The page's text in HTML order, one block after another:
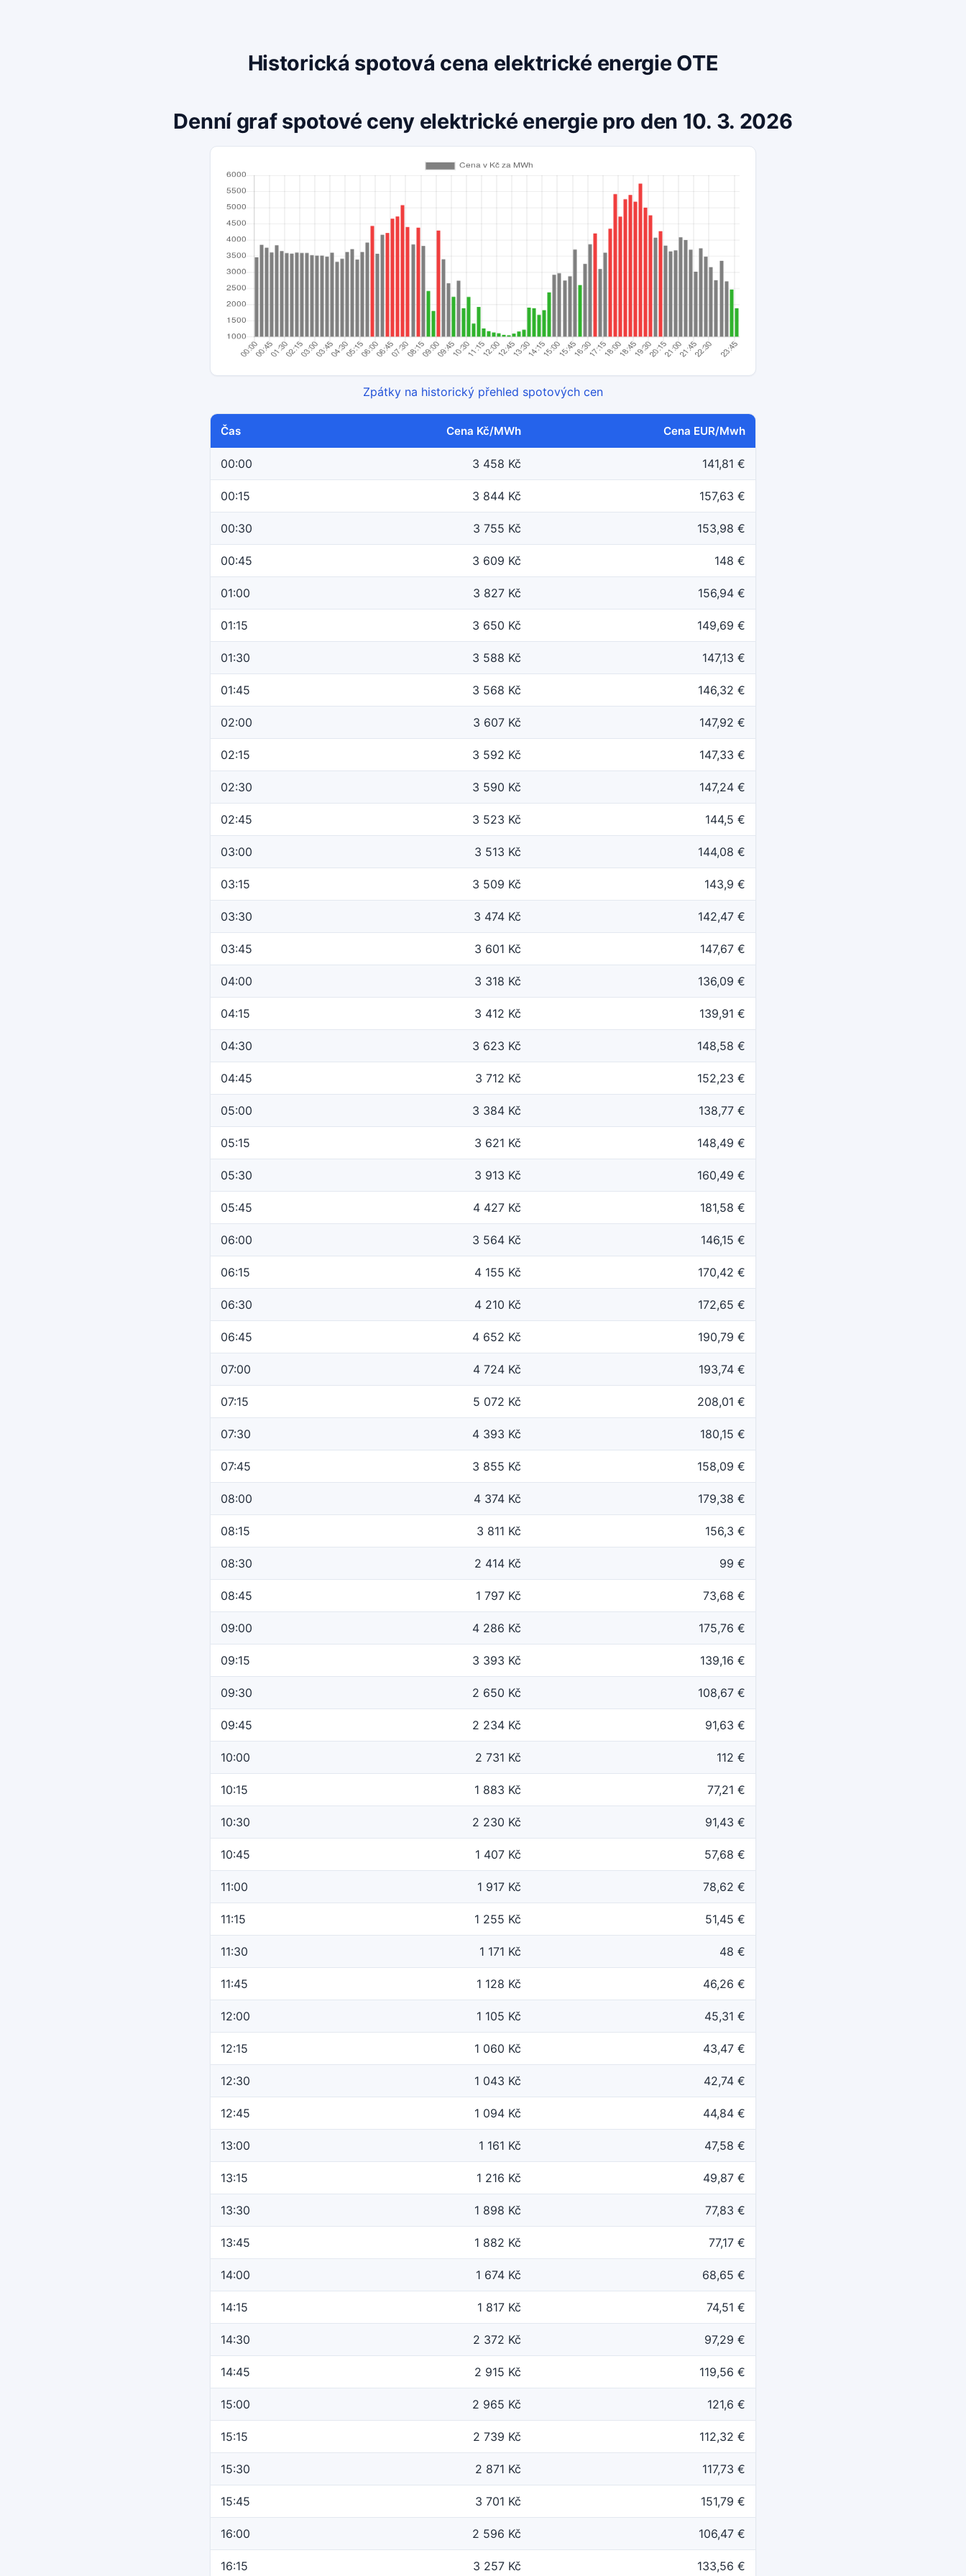
Historická spotová cena elektrické energie OTE
Denní graf spotové ceny elektrické energie pro den 10. 3. 2026
Zpátky na historický přehled spotových cen
Čas Cena Kč/MWh Cena EUR/Mwh
00:00 3 458 Kč 141,81 €
00:15 3 844 Kč 157,63 €
00:30 3 755 Kč 153,98 €
00:45 3 609 Kč 148 €
01:00 3 827 Kč 156,94 €
01:15 3 650 Kč 149,69 €
01:30 3 588 Kč 147,13 €
01:45 3 568 Kč 146,32 €
02:00 3 607 Kč 147,92 €
02:15 3 592 Kč 147,33 €
02:30 3 590 Kč 147,24 €
02:45 3 523 Kč 144,5 €
03:00 3 513 Kč 144,08 €
03:15 3 509 Kč 143,9 €
03:30 3 474 Kč 142,47 €
03:45 3 601 Kč 147,67 €
04:00 3 318 Kč 136,09 €
04:15 3 412 Kč 139,91 €
04:30 3 623 Kč 148,58 €
04:45 3 712 Kč 152,23 €
05:00 3 384 Kč 138,77 €
05:15 3 621 Kč 148,49 €
05:30 3 913 Kč 160,49 €
05:45 4 427 Kč 181,58 €
06:00 3 564 Kč 146,15 €
06:15 4 155 Kč 170,42 €
06:30 4 210 Kč 172,65 €
06:45 4 652 Kč 190,79 €
07:00 4 724 Kč 193,74 €
07:15 5 072 Kč 208,01 €
07:30 4 393 Kč 180,15 €
07:45 3 855 Kč 158,09 €
08:00 4 374 Kč 179,38 €
08:15 3 811 Kč 156,3 €
08:30 2 414 Kč 99 €
08:45 1 797 Kč 73,68 €
09:00 4 286 Kč 175,76 €
09:15 3 393 Kč 139,16 €
09:30 2 650 Kč 108,67 €
09:45 2 234 Kč 91,63 €
10:00 2 731 Kč 112 €
10:15 1 883 Kč 77,21 €
10:30 2 230 Kč 91,43 €
10:45 1 407 Kč 57,68 €
11:00 1 917 Kč 78,62 €
11:15 1 255 Kč 51,45 €
11:30 1 171 Kč 48 €
11:45 1 128 Kč 46,26 €
12:00 1 105 Kč 45,31 €
12:15 1 060 Kč 43,47 €
12:30 1 043 Kč 42,74 €
12:45 1 094 Kč 44,84 €
13:00 1 161 Kč 47,58 €
13:15 1 216 Kč 49,87 €
13:30 1 898 Kč 77,83 €
13:45 1 882 Kč 77,17 €
14:00 1 674 Kč 68,65 €
14:15 1 817 Kč 74,51 €
14:30 2 372 Kč 97,29 €
14:45 2 915 Kč 119,56 €
15:00 2 965 Kč 121,6 €
15:15 2 739 Kč 112,32 €
15:30 2 871 Kč 117,73 €
15:45 3 701 Kč 151,79 €
16:00 2 596 Kč 106,47 €
16:15 3 257 Kč 133,56 €